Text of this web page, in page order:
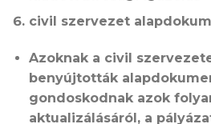
civil szervezet
Azoknak a civil
benyújtották
gondoskodnak azok
aktualizálásáról, a